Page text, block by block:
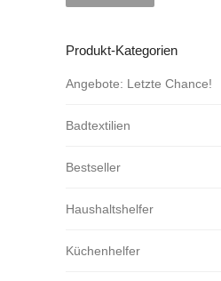
Produkt-Kategorien
Angebote: Letzte Chance!
Badtextilien
Bestseller
Haushaltshelfer
Küchenhelfer